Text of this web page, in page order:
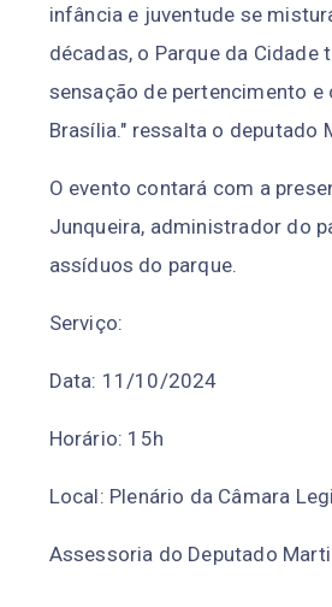
infância e juventude se
décadas, o Parque da
sensação de pertencimento
Brasília." ressalta o deputado
O evento contará com a
Junqueira, administrador do
assíduos do parque.
Serviço:
Data: 11/10/2024
Horário: 15h
Local: Plenário da Câmara
Assessoria do Deputado